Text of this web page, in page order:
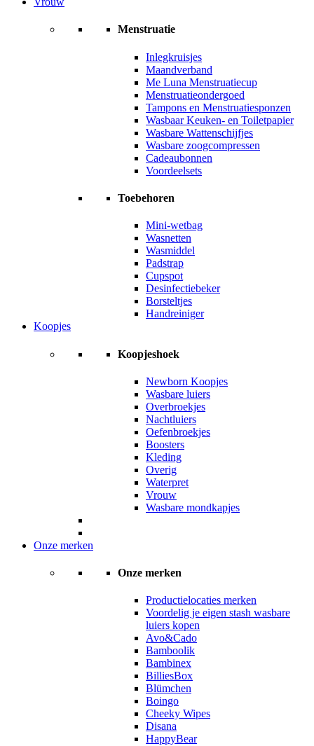
Menstruatie
Inlegkruisjes
Maandverband
Me Luna Menstruatiecup
Menstruatieondergoed
Tampons en Menstruatiesponzen
Wasbaar Keuken- en Toiletpapier
Wasbare Wattenschijfjes
Wasbare zoogcompressen
Cadeaubonnen
Voordeelsets
Toebehoren
Mini-wetbag
Wasnetten
Wasmiddel
Padstrap
Cupspot
Desinfectiebeker
Borsteltjes
Handreiniger
Koopjes
Koopjeshoek
Newborn Koopjes
Wasbare luiers
Overbroekjes
Nachtluiers
Oefenbroekjes
Boosters
Kleding
Overig
Waterpret
Vrouw
Wasbare mondkapjes
Onze merken
Onze merken
Productielocaties merken
Voordelig je eigen stash wasbare
luiers kopen
Avo&Cado
Bamboolik
Bambinex
BilliesBox
Blümchen
Boingo
Cheeky Wipes
Disana
HappyBear